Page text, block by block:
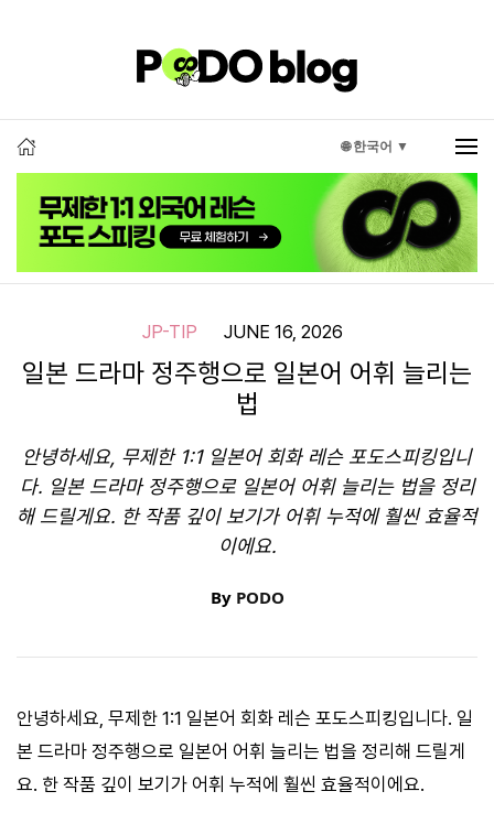
🌐 한국어 ▼
JP-TIP JUNE 16, 2026
일본 드라마 정주행으로 일본어 어휘 늘리는
법
안녕하세요, 무제한 1:1 일본어 회화 레슨 포도스피킹입니
다. 일본 드라마 정주행으로 일본어 어휘 늘리는 법을 정리
해 드릴게요. 한 작품 깊이 보기가 어휘 누적에 훨씬 효율적
이에요.
By PODO
안녕하세요, 무제한 1:1 일본어 회화 레슨 포도스피킹입니다. 일
본 드라마 정주행으로 일본어 어휘 늘리는 법을 정리해 드릴게
요. 한 작품 깊이 보기가 어휘 누적에 훨씬 효율적이에요.